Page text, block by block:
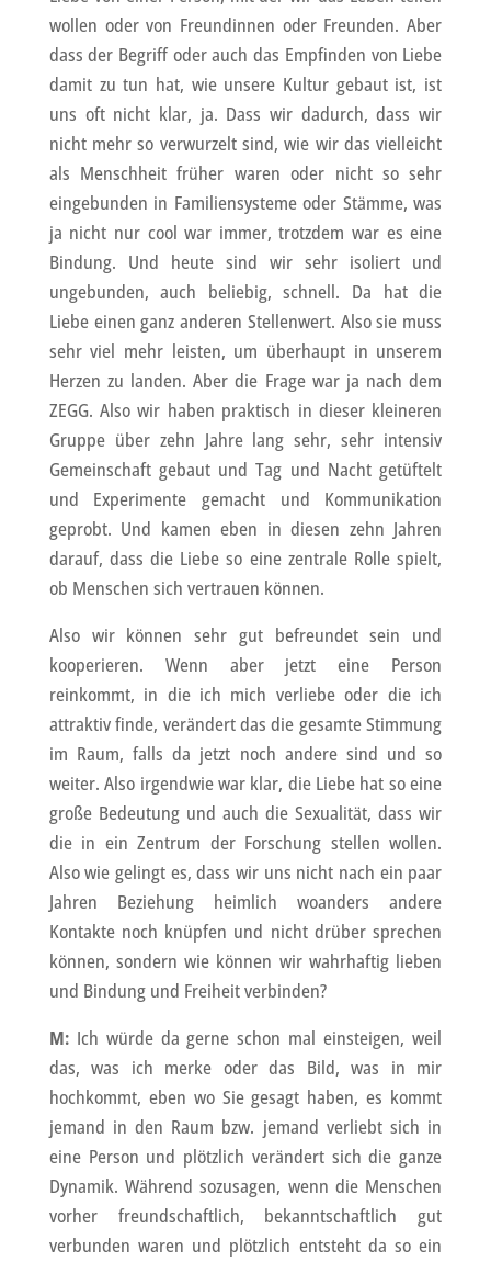
wollen oder von Freundinnen oder Freunden. Aber
dass der Begriff oder auch das Empfinden von Liebe
damit zu tun hat, wie unsere Kultur gebaut ist, ist
uns oft nicht klar, ja. Dass wir dadurch, dass wir
nicht mehr so verwurzelt sind, wie wir das vielleicht
als Menschheit früher waren oder nicht so sehr
eingebunden in Familiensysteme oder Stämme, was
ja nicht nur cool war immer, trotzdem war es eine
Bindung. Und heute sind wir sehr isoliert und
ungebunden, auch beliebig, schnell. Da hat die
Liebe einen ganz anderen Stellenwert. Also sie muss
sehr viel mehr leisten, um überhaupt in unserem
Herzen zu landen. Aber die Frage war ja nach dem
ZEGG. Also wir haben praktisch in dieser kleineren
Gruppe über zehn Jahre lang sehr, sehr intensiv
Gemeinschaft gebaut und Tag und Nacht getüftelt
und Experimente gemacht und Kommunikation
geprobt. Und kamen eben in diesen zehn Jahren
darauf, dass die Liebe so eine zentrale Rolle spielt,
ob Menschen sich vertrauen können.
Also wir können sehr gut befreundet sein und
kooperieren. Wenn aber jetzt eine Person
reinkommt, in die ich mich verliebe oder die ich
attraktiv finde, verändert das die gesamte Stimmung
im Raum, falls da jetzt noch andere sind und so
weiter. Also irgendwie war klar, die Liebe hat so eine
große Bedeutung und auch die Sexualität, dass wir
die in ein Zentrum der Forschung stellen wollen.
Also wie gelingt es, dass wir uns nicht nach ein paar
Jahren Beziehung heimlich woanders andere
Kontakte noch knüpfen und nicht drüber sprechen
können, sondern wie können wir wahrhaftig lieben
und Bindung und Freiheit verbinden?
M:Ich würde da gerne schon mal einsteigen, weil
das, was ich merke oder das Bild, was in mir
hochkommt, eben wo Sie gesagt haben, es kommt
jemand in den Raum bzw. jemand verliebt sich in
eine Person und plötzlich verändert sich die ganze
Dynamik. Während sozusagen, wenn die Menschen
vorher freundschaftlich, bekanntschaftlich gut
verbunden waren und plötzlich entsteht da so ein